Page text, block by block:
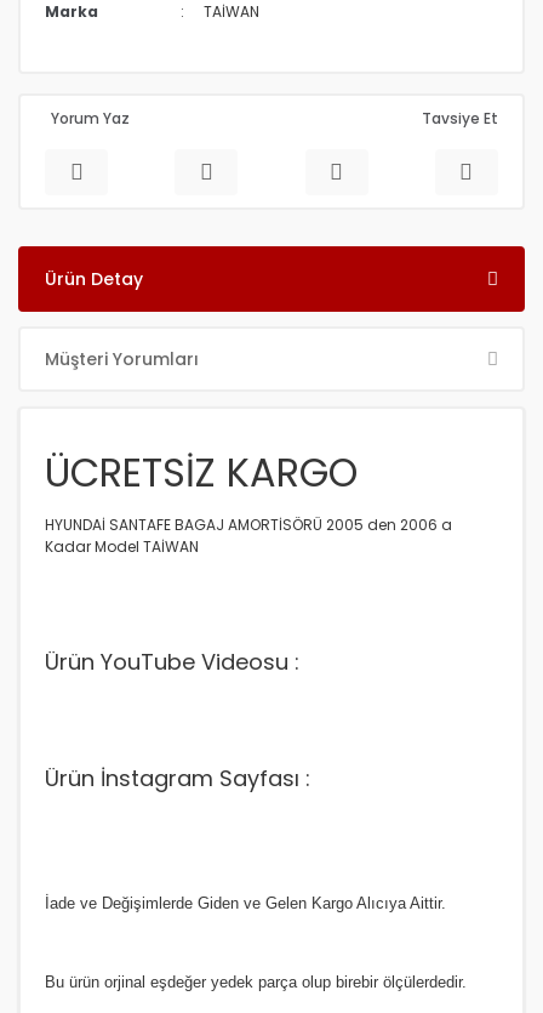
Marka TAİWAN
Yorum Yaz Tavsiye Et
Ürün Detay
Müşteri Yorumları
ÜCRETSİZ KARGO
HYUNDAİ SANTAFE BAGAJ AMORTİSÖRÜ 2005 den 2006 a
Kadar Model TAİWAN
Ürün YouTube Videosu :
Ürün İnstagram Sayfası :
İade ve Değişimlerde Giden ve Gelen Kargo Alıcıya Aittir.
Bu ürün orjinal eşdeğer yedek parça olup birebir ölçülerdedir.